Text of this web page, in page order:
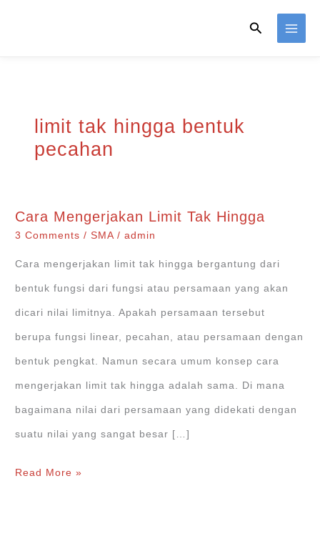
Search
limit tak hingga bentuk
pecahan
Cara Mengerjakan Limit Tak Hingga
3 Comments /SMA/admin
Cara mengerjakan limit tak hingga bergantung dari
bentuk fungsi dari fungsi atau persamaan yang akan
dicari nilai limitnya. Apakah persamaan tersebut
berupa fungsi linear, pecahan, atau persamaan dengan
bentuk pengkat. Namun secara umum konsep cara
mengerjakan limit tak hingga adalah sama. Di mana
bagaimana nilai dari persamaan yang didekati dengan
suatu nilai yang sangat besar […]
Cara
Read More »